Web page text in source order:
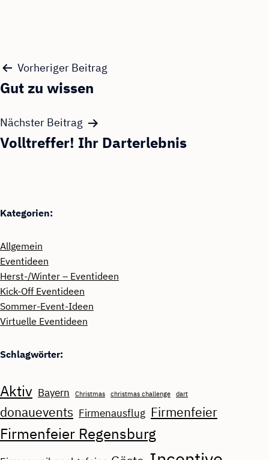
Beitragsnavigation
Vorheriger Beitrag
Gut zu wissen
Nächster Beitrag
Volltreffer! Ihr Darterlebnis
Kategorien:
Allgemein
Eventideen
Herst-/Winter – Eventideen
Kick-Off Eventideen
Sommer-Event-Ideen
Virtuelle Eventideen
Schlagwörter:
Aktiv Bayern Christmas christmas challenge dart
donauevents Firmenausflug Firmenfeier
Firmenfeier Regensburg